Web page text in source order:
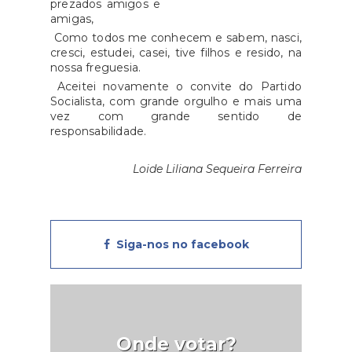
prezados amigos e
amigas,
Como todos me conhecem e sabem, nasci,
cresci, estudei, casei, tive filhos e resido, na
nossa freguesia.
Aceitei novamente o convite do Partido
Socialista, com grande orgulho e mais uma
vez com grande sentido de
responsabilidade.
Loide Liliana Sequeira Ferreira
Siga-nos no facebook
Onde votar?